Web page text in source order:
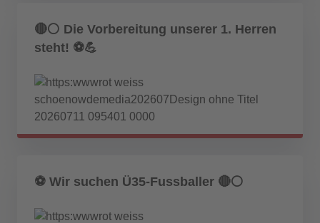
🔴⚪ Die Vorbereitung unserer 1. Herren
steht! ⚽💪
⚽️ Wir suchen Ü35-Fussballer 🔴⚪️